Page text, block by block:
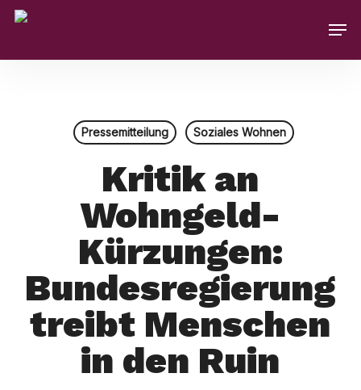
Skip
main
Pressemitteilung Soziales Wohnen
Kritik an
Wohngeld-
Kürzungen:
Bundesregierung
treibt Menschen
in den Ruin